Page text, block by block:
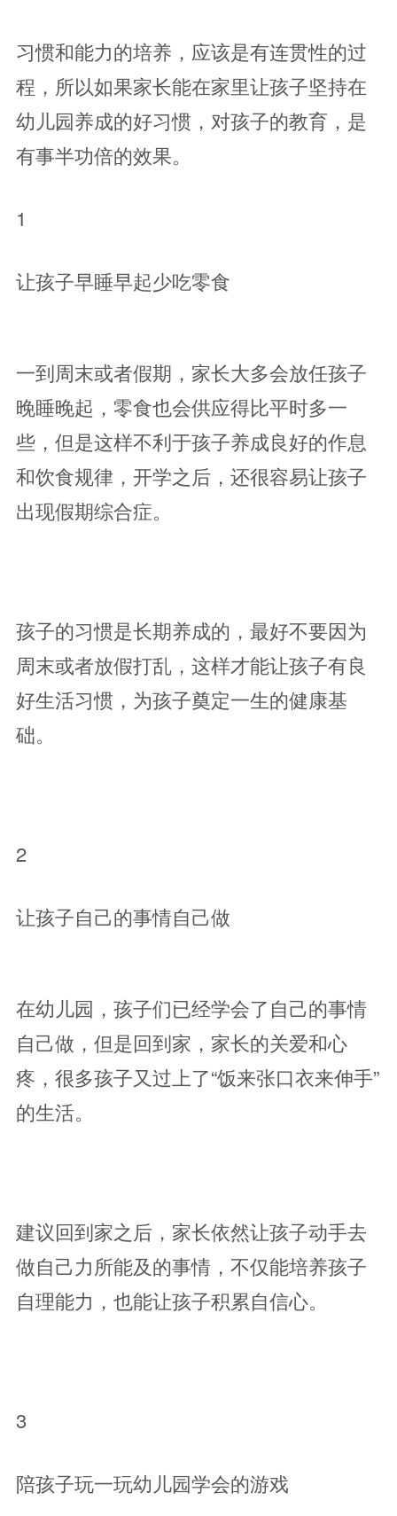
习惯和能力的培养，应该是有连贯性的过
程，所以如果家长能在家里让孩子坚持在
幼儿园养成的好习惯，对孩子的教育，是
有事半功倍的效果。
1
让孩子早睡早起少吃零食
一到周末或者假期，家长大多会放任孩子
晚睡晚起，零食也会供应得比平时多一
些，但是这样不利于孩子养成良好的作息
和饮食规律，开学之后，还很容易让孩子
出现假期综合症。
孩子的习惯是长期养成的，最好不要因为
周末或者放假打乱，这样才能让孩子有良
好生活习惯，为孩子奠定一生的健康基
础。
2
让孩子自己的事情自己做
在幼儿园，孩子们已经学会了自己的事情
自己做，但是回到家，家长的关爱和心
疼，很多孩子又过上了“饭来张口衣来伸手”
的生活。
建议回到家之后，家长依然让孩子动手去
做自己力所能及的事情，不仅能培养孩子
自理能力，也能让孩子积累自信心。
3
陪孩子玩一玩幼儿园学会的游戏